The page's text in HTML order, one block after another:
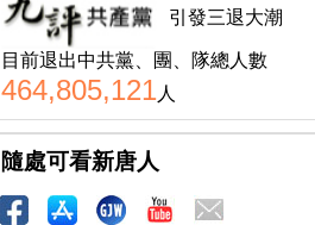
引發三退大潮
目前退出中共黨、團、隊總人數
464,805,121人
隨處可看新唐人